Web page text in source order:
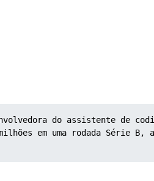
do assistente de
em uma rodada Série B,